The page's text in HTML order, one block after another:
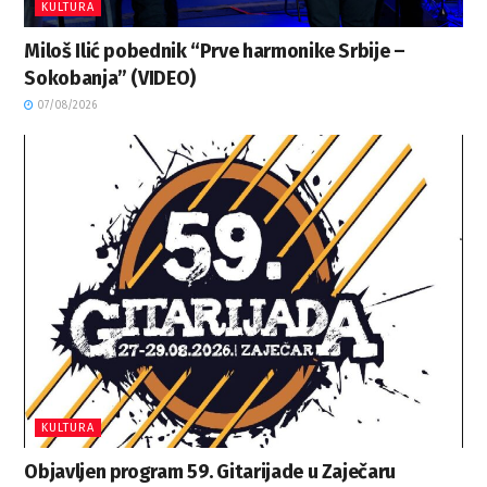
KULTURA
Miloš Ilić pobednik “Prve harmonike Srbije –
Sokobanja” (VIDEO)
07/08/2026
KULTURA
Objavljen program 59. Gitarijade u Zaječaru